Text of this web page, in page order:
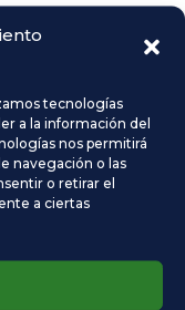
tecnologías
a la información del
nos permitirá
navegación o las
o retirar el
a ciertas
8 9
22 23
29 30